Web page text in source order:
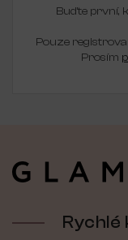
Buďte první,
Pouze
Prosím